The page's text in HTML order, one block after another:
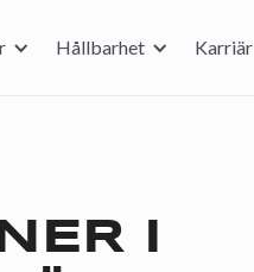
Hållbarhet Karriär
I